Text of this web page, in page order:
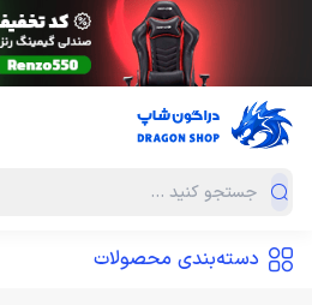
دسته‌بندی محصولات